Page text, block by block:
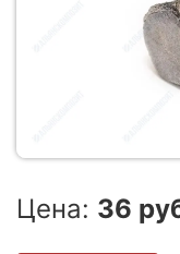
Цена: 36